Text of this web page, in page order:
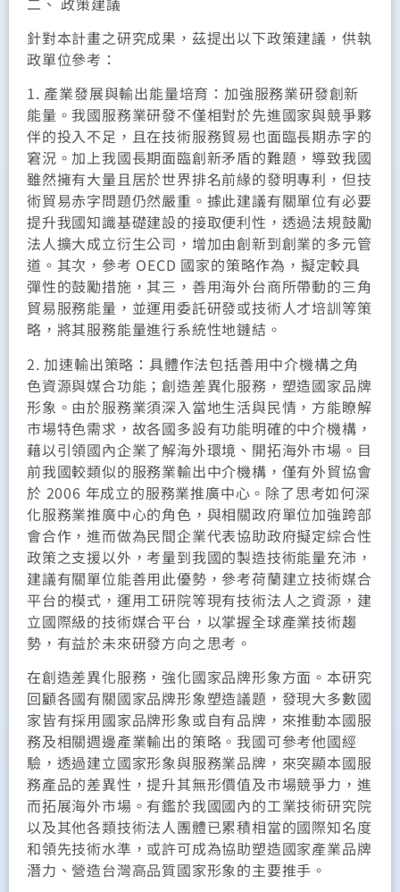
針對本計畫之研究成果，茲提出以下政策建議，供執
政單位參考：
1. 產業發展與輸出能量培育：加強服務業研發創新
能量。我國服務業研發不僅相對於先進國家與競爭夥
伴的投入不足，且在技術服務貿易也面臨長期赤字的
窘況。加上我國長期面臨創新矛盾的難題，導致我國
雖然擁有大量且居於世界排名前緣的發明專利，但技
術貿易赤字問題仍然嚴重。據此建議有關單位有必要
提升我國知識基礎建設的接取便利性，透過法規鼓勵
法人擴大成立衍生公司，增加由創新到創業的多元管
道。其次，參考 OECD 國家的策略作為，擬定較具
彈性的鼓勵措施，其三，善用海外台商所帶動的三角
貿易服務能量，並運用委託研發或技術人才培訓等策
略，將其服務能量進行系統性地鏈結。
2. 加速輸出策略：具體作法包括善用中介機構之角
色資源與媒合功能；創造差異化服務，塑造國家品牌
形象。由於服務業須深入當地生活與民情，方能瞭解
市場特色需求，故各國多設有功能明確的中介機構，
藉以引領國內企業了解海外環境、開拓海外市場。目
前我國較類似的服務業輸出中介機構，僅有外貿協會
於 2006 年成立的服務業推廣中心。除了思考如何深
化服務業推廣中心的角色，與相關政府單位加強跨部
會合作，進而做為民間企業代表協助政府擬定綜合性
政策之支援以外，考量到我國的製造技術能量充沛，
建議有關單位能善用此優勢，參考荷蘭建立技術媒合
平台的模式，運用工研院等現有技術法人之資源，建
立國際級的技術媒合平台，以掌握全球產業技術趨
勢，有益於未來研發方向之思考。
在創造差異化服務，強化國家品牌形象方面。本研究
回顧各國有關國家品牌形象塑造議題，發現大多數國
家皆有採用國家品牌形象或自有品牌，來推動本國服
務及相關週邊產業輸出的策略。我國可參考他國經
驗，透過建立國家形象與服務業品牌，來突顯本國服
務產品的差異性，提升其無形價值及市場競爭力，進
而拓展海外市場。有鑑於我國國內的工業技術研究院
以及其他各類技術法人團體已累積相當的國際知名度
和領先技術水準，或許可成為協助塑造國家產業品牌
潛力、營造台灣高品質國家形象的主要推手。